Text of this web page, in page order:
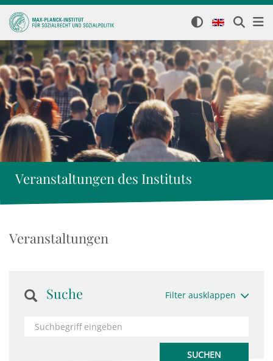
Veranstaltungen des Instituts
Veranstaltungen
Suche Filter ausklappen